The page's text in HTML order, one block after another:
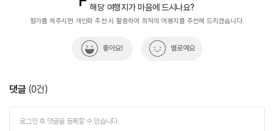
해당 여행지가 마음에 드시나요?
평가를 해주시면 개인화 추천 시 활용하여 최적의 여행지를 추천해 드리겠습니다.
좋아요! 별로예요
댓글 (0건)